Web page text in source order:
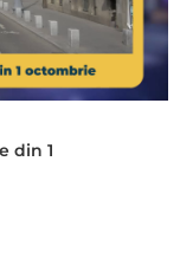
din 1